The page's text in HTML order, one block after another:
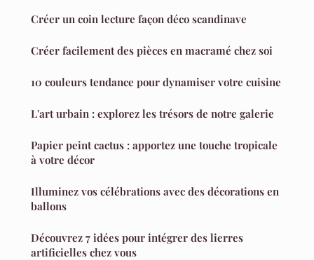
Créer un coin lecture façon déco scandinave
Créer facilement des pièces en macramé chez soi
10 couleurs tendance pour dynamiser votre cuisine
L'art urbain : explorez les trésors de notre galerie
Papier peint cactus : apportez une touche tropicale
à votre décor
Illuminez vos célébrations avec des décorations en
ballons
Découvrez 7 idées pour intégrer des lierres
artificielles chez vous